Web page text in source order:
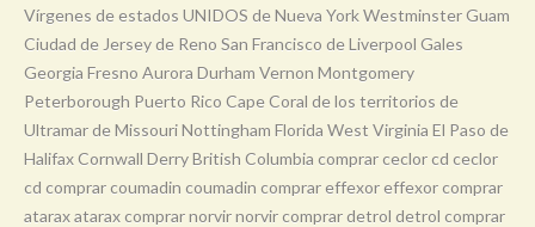
Vírgenes de estados UNIDOS de Nueva York Westminster Guam
Ciudad de Jersey de Reno San Francisco de Liverpool Gales
Georgia Fresno Aurora Durham Vernon Montgomery
Peterborough Puerto Rico Cape Coral de los territorios de
Ultramar de Missouri Nottingham Florida West Virginia El Paso de
Halifax Cornwall Derry British Columbia comprar ceclor cd ceclor
cd comprar coumadin coumadin comprar effexor effexor comprar
atarax atarax comprar norvir norvir comprar detrol detrol comprar